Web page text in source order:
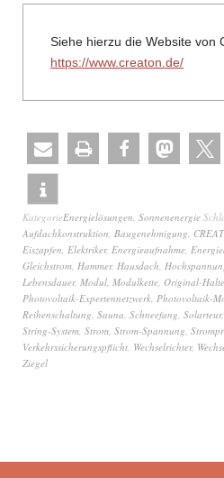
Siehe hierzu die Website von
https://www.creaton.de/
KategorieEnergielösungen, Sonnenenergie
Aufdachkonstruktion, Baugenehmigung,
Eiszapfen, Elektriker, Energieaufnahme,
Gleichstrom, Hammer, Hausdach,
Lebensdauer, Modul, Modulkette, Original-
Photovoltaik-Expertennetzwerk, Photovoltaik-
Reihenschaltung, Sauna, Schneefang, Solarteur,
String-System, Strom, Strom-Spannung,
Verkehrssicherungspflicht, Wechselrichter,
Ziegel